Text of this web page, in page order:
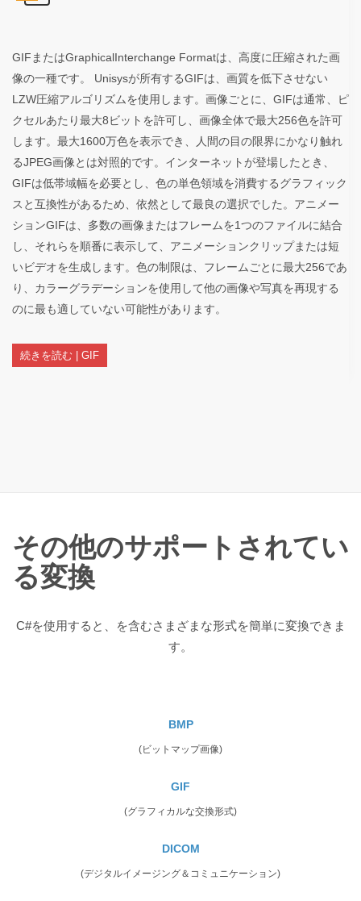
GIFまたはGraphicalInterchange Formatは、高度に圧縮された画
像の一種です。 Unisysが所有するGIFは、画質を低下させない
LZW圧縮アルゴリズムを使用します。画像ごとに、GIFは通常、ピ
クセルあたり最大8ビットを許可し、画像全体で最大256色を許可
します。最大1600万色を表示でき、人間の目の限界にかなり触れ
るJPEG画像とは対照的です。インターネットが登場したとき、
GIFは低帯域幅を必要とし、色の単色領域を消費するグラフィック
スと互換性があるため、依然として最良の選択でした。アニメー
ションGIFは、多数の画像またはフレームを1つのファイルに結合
し、それらを順番に表示して、アニメーションクリップまたは短
いビデオを生成します。色の制限は、フレームごとに最大256であ
り、カラーグラデーションを使用して他の画像や写真を再現する
のに最も適していない可能性があります。
続きを読む | GIF
その他のサポートされてい
る変換
C#を使用すると、を含むさまざまな形式を簡単に変換できま
す。
BMP
(ビットマップ画像)
GIF
(グラフィカルな交換形式)
DICOM
(デジタルイメージング＆コミュニケーション)